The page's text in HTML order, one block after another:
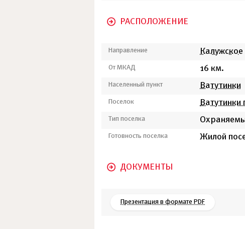
РАСПОЛОЖЕНИЕ
Направление Калужское
От МКАД 16 км.
Населенный пункт Ватутинки
Поселок Ватутинки
Тип поселка
Готовность поселка Жилой
ДОКУМЕНТЫ
Презентация в формате PDF